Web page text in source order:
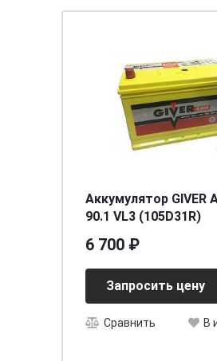
Аккумулятор GIVER
90.1 VL3 (105D31R)
6 700 ₽
Запросить цену
Сравнить В